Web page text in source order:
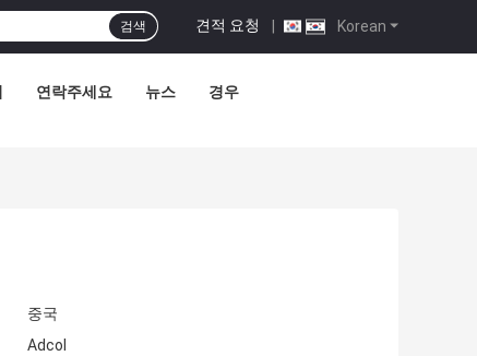
Korean
견적 요청 |
검색
연락주세요 뉴스 경우
중국
Adcol